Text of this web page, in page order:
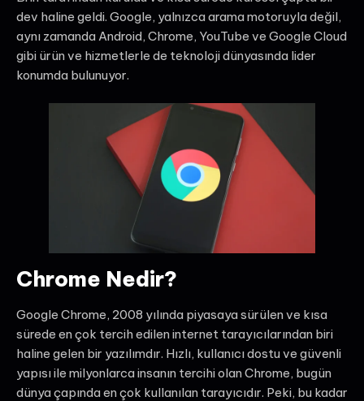
dev haline geldi. Google, yalnızca arama motoruyla değil,
aynı zamanda Android, Chrome, YouTube ve Google Cloud
gibi ürün ve hizmetlerle de teknoloji dünyasında lider
konumda bulunuyor.
Chrome Nedir?
Google Chrome, 2008 yılında piyasaya sürülen ve kısa
sürede en çok tercih edilen internet tarayıcılarından biri
haline gelen bir yazılımdır. Hızlı, kullanıcı dostu ve güvenli
yapısı ile milyonlarca insanın tercihi olan Chrome, bugün
dünya çapında en çok kullanılan tarayıcıdır. Peki, bu kadar